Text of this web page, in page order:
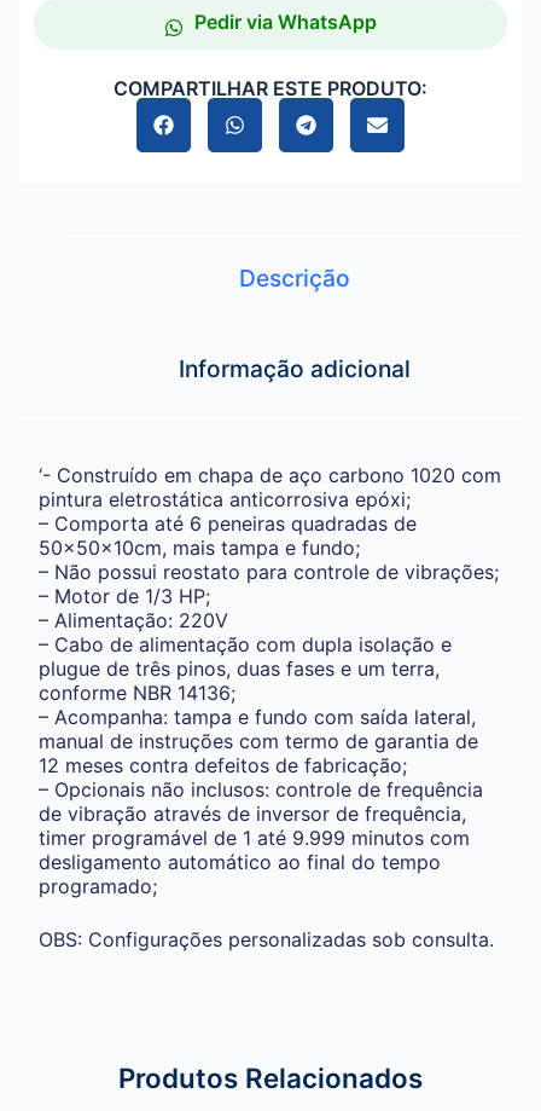
Pedir via WhatsApp
COMPARTILHAR ESTE PRODUTO:
Descrição
Informação adicional
‘- Construído em chapa de aço carbono 1020 com
pintura eletrostática anticorrosiva epóxi;
– Comporta até 6 peneiras quadradas de
50x50x10cm, mais tampa e fundo;
– Não possui reostato para controle de vibrações;
– Motor de 1/3 HP;
– Alimentação: 220V
– Cabo de alimentação com dupla isolação e
plugue de três pinos, duas fases e um terra,
conforme NBR 14136;
– Acompanha: tampa e fundo com saída lateral,
manual de instruções com termo de garantia de
12 meses contra defeitos de fabricação;
– Opcionais não inclusos: controle de frequência
de vibração através de inversor de frequência,
timer programável de 1 até 9.999 minutos com
desligamento automático ao final do tempo
programado;
OBS: Configurações personalizadas sob consulta.
Produtos Relacionados